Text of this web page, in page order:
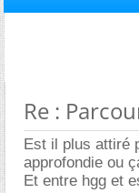
Re :
Est il plus attiré
approfondie ou
Et entre hgg et